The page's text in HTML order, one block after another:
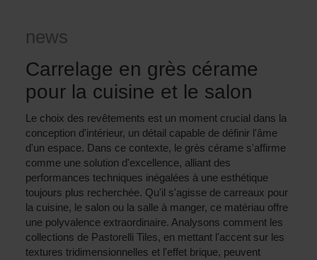
news
Carrelage en grès cérame
pour la cuisine et le salon
Le choix des revêtements est un moment crucial dans la
conception d'intérieur, un détail capable de définir l'âme
d'un espace. Dans ce contexte, le grès cérame s'affirme
comme une solution d'excellence, alliant des
performances techniques inégalées à une esthétique
toujours plus recherchée. Qu'il s'agisse de carreaux pour
la cuisine, le salon ou la salle à manger, ce matériau offre
une polyvalence extraordinaire. Analysons comment les
collections de Pastorelli Tiles, en mettant l'accent sur les
textures tridimensionnelles et l'effet brique, peuvent